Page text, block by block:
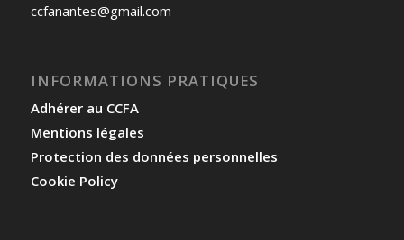
ccfanantes@gmail.com
INFORMATIONS PRATIQUES
Adhérer au CCFA
Mentions légales
Protection des données personnelles
Cookie Policy